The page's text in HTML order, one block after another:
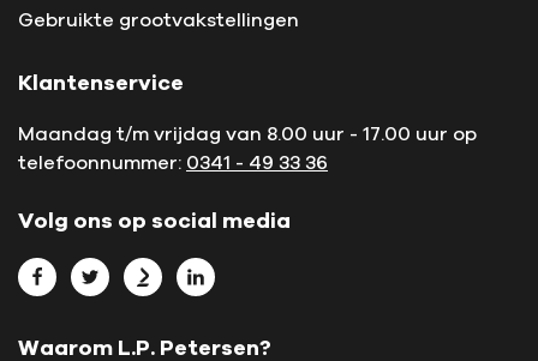
Gebruikte grootvakstellingen
Klantenservice
Maandag t/m vrijdag van 8.00 uur - 17.00 uur op
telefoonnummer: 0341 - 49 33 36
Volg ons op social media
Bekijk L.P. Petersen op Facebook
Bekijk L.P. Petersen op Twitter
Bekijk L.P. Petersen op Marktplaats
Bekijk L.P. Petersen op LinkedIn
Waarom L.P. Petersen?